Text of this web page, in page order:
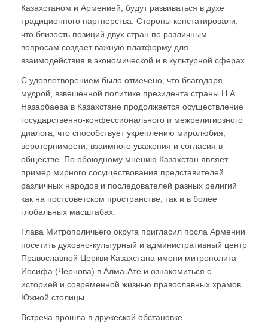
Казахстаном и Арменией, будут развиваться в духе
традиционного партнерства. Стороны констатировали,
что близость позиций двух стран по различным
вопросам создает важную платформу для
взаимодействия в экономической и в культурной сферах.
С удовлетворением было отмечено, что благодаря
мудрой, взвешенной политике президента страны Н.А.
Назарбаева в Казахстане продолжается осуществление
государственно-конфессионального и межрелигиозного
диалога, что способствует укреплению миролюбия,
веротерпимости, взаимного уважения и согласия в
обществе. По обоюдному мнению Казахстан являет
пример мирного сосуществования представителей
различных народов и последователей разных религий
как на постсоветском пространстве, так и в более
глобальных масштабах.
Глава Митрополичьего округа пригласил посла Армении
посетить духовно-культурный и административный центр
Православной Церкви Казахстана имени митрополита
Иосифа (Чернова) в Алма-Ате и ознакомиться с
историей и современной жизнью православных храмов
Южной столицы.
Встреча прошла в дружеской обстановке.